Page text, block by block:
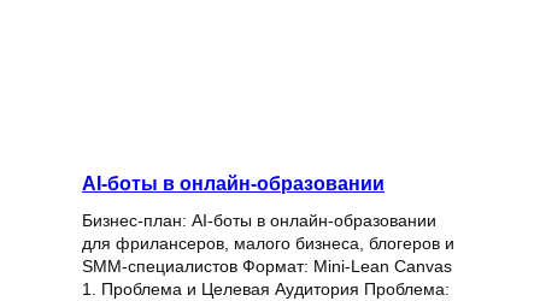
AI-боты в онлайн-образовании
Бизнес-план: AI-боты в онлайн-образовании
для фрилансеров, малого бизнеса, блогеров и
SMM-специалистов Формат: Mini-Lean Canvas
1. Проблема и Целевая Аудитория Проблема: